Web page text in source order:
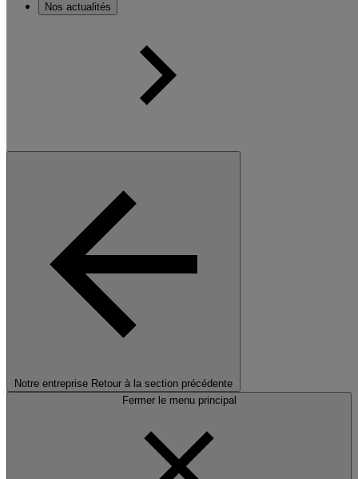
Nos actualités
Notre entreprise Retour à la section précédente
Fermer le menu principal